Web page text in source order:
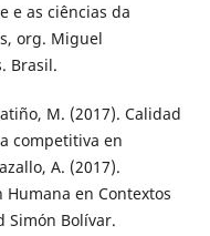
e as ciências da
org. Miguel
Brasil.
M. (2017). Calidad
competitiva en
A. (2017).
en Contextos
Simón Bolívar.